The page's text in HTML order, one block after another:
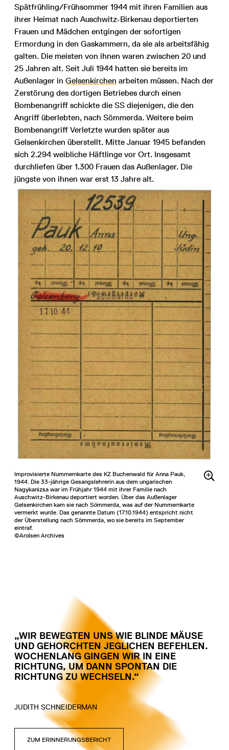
Improvisierte Nummernkarte des KZ Buchenwald für Anna Pauk,
1944. Die 33-jährige Gesangslehrerin aus dem ungarischen
Nagykanizsa war im Frühjahr 1944 mit ihrer Familie nach
Auschwitz-Birkenau deportiert worden. Über das Außenlager
Gelsenkirchen kam sie nach Sömmerda, was auf der Nummernkarte
vermerkt wurde. Das genannte Datum (17.10.1944) entspricht nicht
der Überstellung nach Sömmerda, wo sie bereits im September
eintraf.
©Arolsen Archives
Spätfrühling/Frühsommer 1944 mit ihren Familien aus
ihrer Heimat nach Auschwitz-Birkenau deportierten
Frauen und Mädchen entgingen der sofortigen
Ermordung in den Gaskammern, da sie als arbeitsfähig
galten. Die meisten von ihnen waren zwischen 20 und
25 Jahren alt. Seit Juli 1944 hatten sie bereits im
Außenlager in Gelsenkirchen arbeiten müssen. Nach der
Zerstörung des dortigen Betriebes durch einen
Bombenangriff schickte die SS diejenigen, die den
Angriff überlebten, nach Sömmerda. Weitere beim
Bombenangriff Verletzte wurden später aus
Gelsenkirchen überstellt. Mitte Januar 1945 befanden
sich 2.294 weibliche Häftlinge vor Ort. Insgesamt
durchliefen über 1.300 Frauen das Außenlager. Die
jüngste von ihnen war erst 13 Jahre alt.
„WIR BEWEGTEN UNS WIE BLINDE MÄUSE
UND GEHORCHTEN JEGLICHEN BEFEHLEN.
WOCHENLANG GINGEN WIR IN EINE
RICHTUNG, UM DANN SPONTAN DIE
RICHTUNG ZU WECHSELN.“
JUDITH SCHNEIDERMAN
ZUM ERINNERUNGSBERICHT